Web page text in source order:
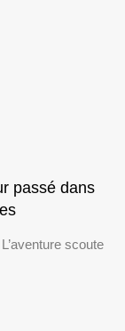
passé dans
scoute